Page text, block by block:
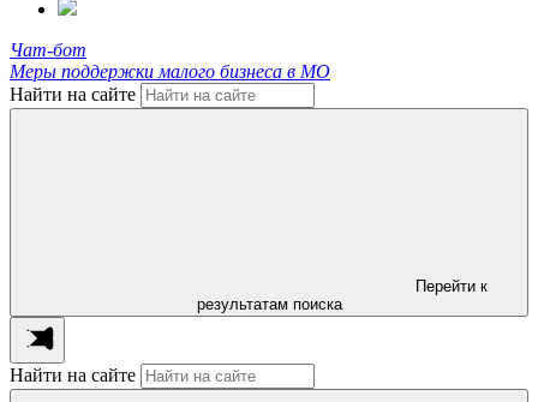
Чат-бот
Меры поддержки малого бизнеса в МО
Найти на сайте
Перейти к
результатам поиска
Найти на сайте